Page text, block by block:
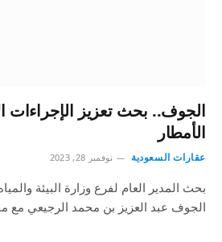
الجوف.. بحث تعزيز الإجراءات
الأمطار
عقارات السعودية نوفمبر 28, 2023
بحث المدير العام لفرع وزارة البيئة
الجوف عبد العزيز بن محمد الرجيعي مع